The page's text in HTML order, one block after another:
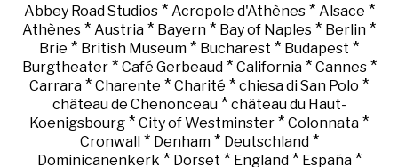
Abbey Road Studios* Acropole d'Athènes* Alsace *
Athènes * Austria * Bayern * Bay of Naples * Berlin *
Brie * British Museum * Bucharest * Budapest *
Burgtheater* Café Gerbeaud* California* Cannes*
Carrara * Charente * Charité * chiesa di San Polo *
château de Chenonceau* château du Haut-
Koenigsbourg * City of Westminster * Colonnata *
Cronwall * Denham* Deutschland*
Dominicanenkerk * Dorset * England* España*